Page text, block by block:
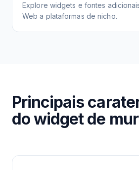
Explore widgets e fontes
Web a plataformas de nicho.
Principais
do widget de